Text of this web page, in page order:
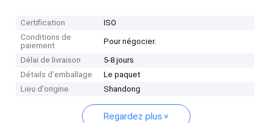
Certification
ISO
Conditions de
paiement
Pour négocier.
Délai de livraison
5-8 jours
Détails d'emballage
Le paquet
Lieu d'origine
Shandong
Regardez plus